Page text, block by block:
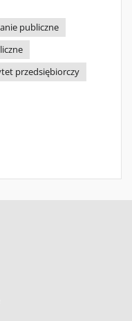
publiczne
przedsiębiorczy